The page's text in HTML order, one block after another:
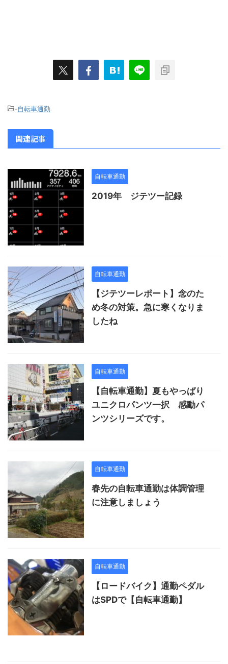
-自転車通勤
関連記事
自転車通勤
2019年 ジテツー記録
自転車通勤
【ジテツーレポート】念のた
め冬の対策。急に寒くなりま
したね
自転車通勤
【自転車通勤】夏もやっぱり
ユニクロパンツ一択 感動パ
ンツシリーズです。
自転車通勤
春先の自転車通勤は体調管理
に注意しましょう
自転車通勤
【ロードバイク】通勤ペダル
はSPDで【自転車通勤】